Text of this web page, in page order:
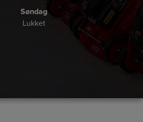
Søndag
Lukket